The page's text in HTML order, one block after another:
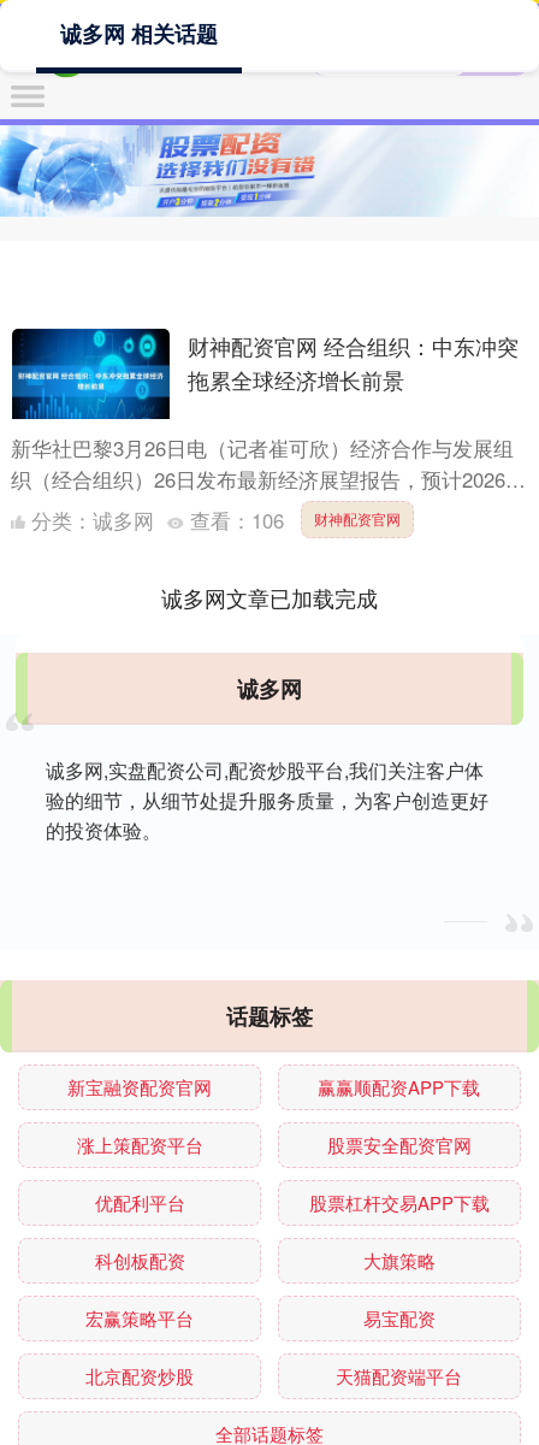
诚多网 相关话题
财神配资官网 经合组织：中东冲突
拖累全球经济增长前景
新华社巴黎3月26日电（记者崔可欣）经济合作与发展组
织（经合组织）26日发布最新经济展望报告，预计2026年
全球经济增速为2.9%，2027年将小幅回升至3.0....
分类： 诚多网 查看： 106 财神配资官网
诚多网文章已加载完成
诚多网
诚多网,实盘配资公司,配资炒股平台,我们关注客户体
验的细节，从细节处提升服务质量，为客户创造更好
的投资体验。
话题标签
新宝融资配资官网 赢赢顺配资APP下载
涨上策配资平台 股票安全配资官网
优配利平台 股票杠杆交易APP下载
科创板配资 大旗策略
宏赢策略平台 易宝配资
北京配资炒股 天猫配资端平台
全部话题标签